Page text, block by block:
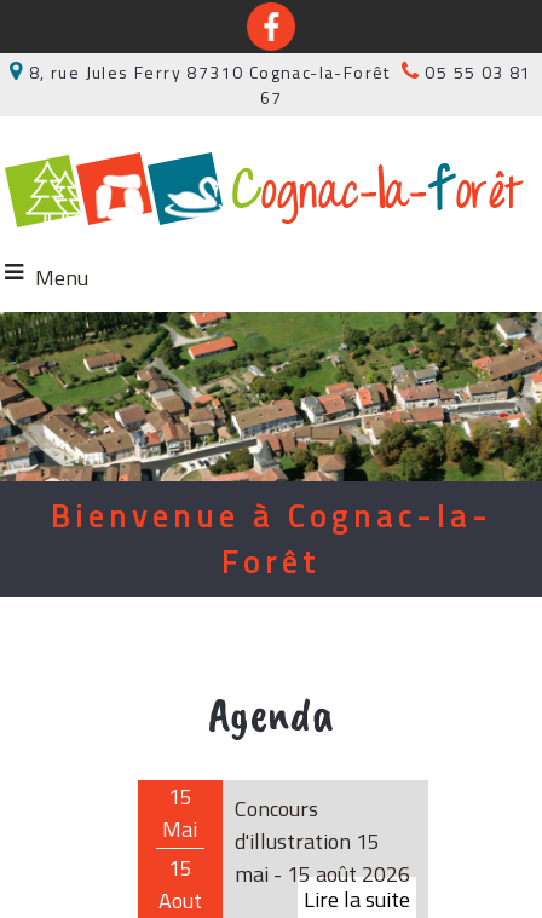
8, rue Jules Ferry 87310 Cognac-la-Forêt
05 55 03 81
67
Menu
Bienvenueen Haute-Vienne
Bienvenue à Cognac-la-
Forêt
Agenda
15
Mai
15
Aout
Concours
d'illustration 15
mai - 15 août 2026